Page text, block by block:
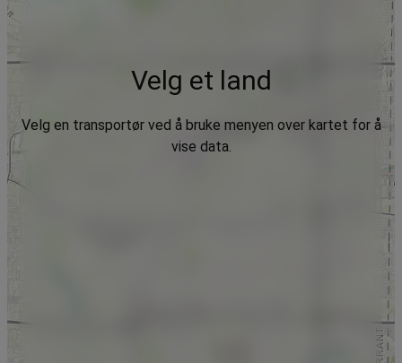
Velg et land
Velg en transportør ved å bruke menyen over kartet for å
vise data.